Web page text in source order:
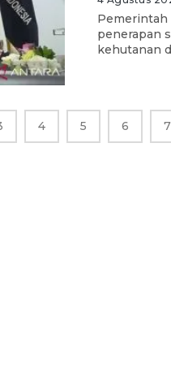
Pemerintah
penerapan
kehutanan
4 5 6 7